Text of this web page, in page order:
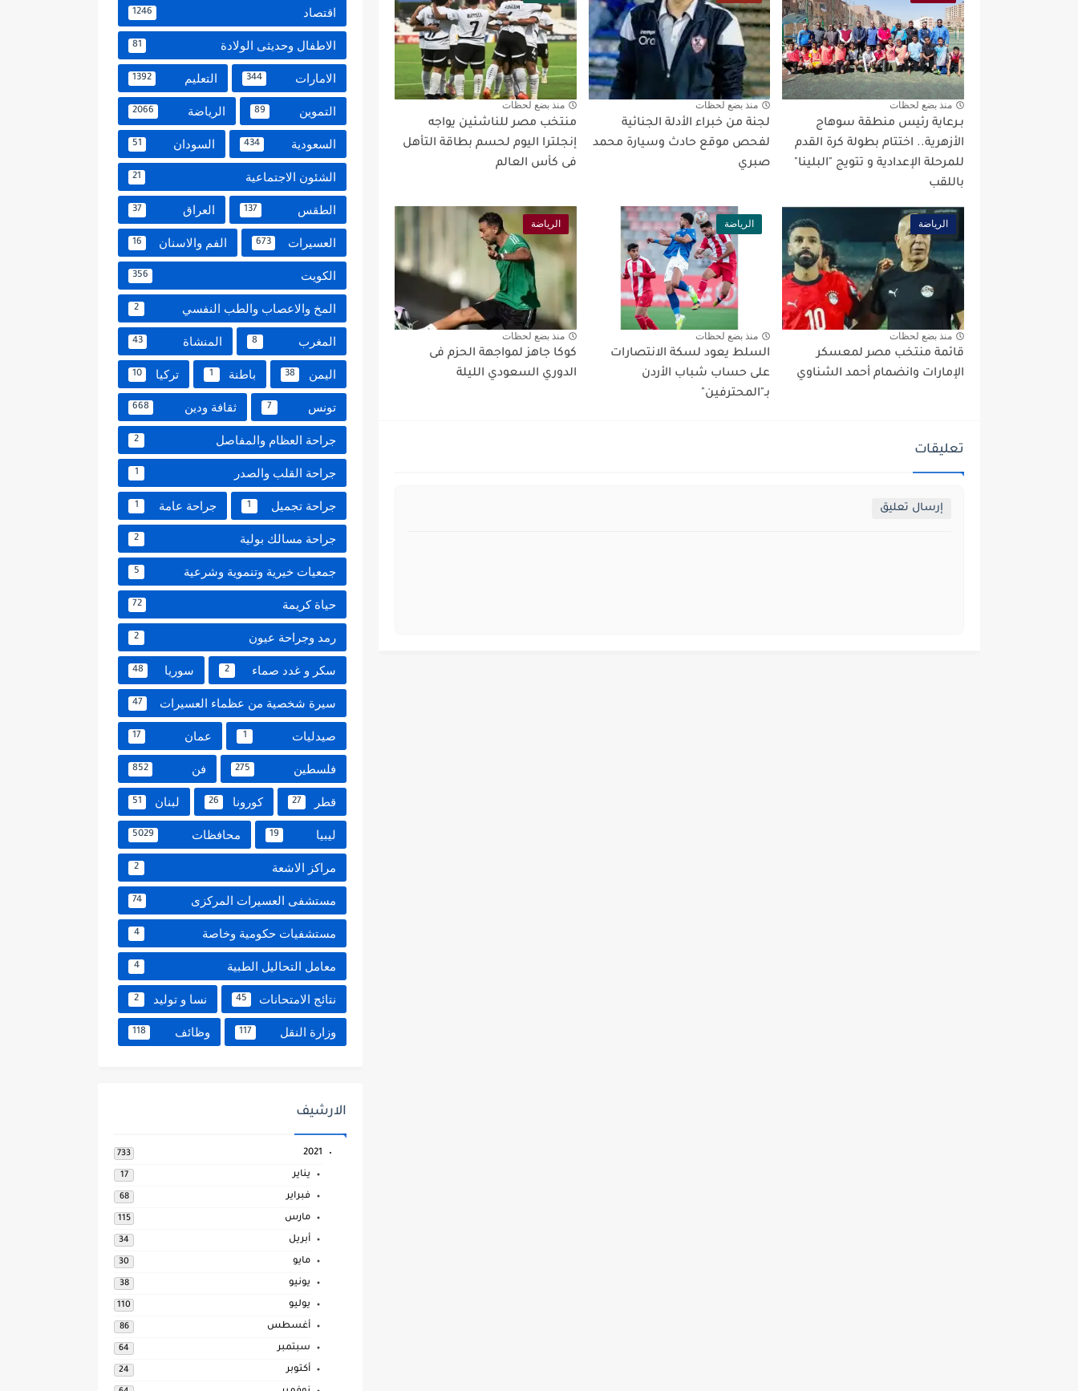
منذ بضع لحظات
بـرعاية رئيس منطقة سوهاج
الأزهرية.. اختتام بطولة كرة القدم
للمرحلة الإعدادية و تتويج "البلينا"
باللقب
منذ بضع لحظات
لجنة من خبراء الأدلة الجنائية
لفحص موقع حادث وسيارة محمد
صبري
منذ بضع لحظات
منتخب مصر للناشئين يواجه
إنجلترا اليوم لحسم بطاقة التأهل
فى كأس العالم
الرياضة
منذ بضع لحظات
قائمة منتخب مصر لمعسكر
الإمارات وانضمام أحمد الشناوي
الرياضة
منذ بضع لحظات
السلط يعود لسكة الانتصارات
على حساب شباب الأردن
بـ"المحترفين"
الرياضة
منذ بضع لحظات
كوكا جاهز لمواجهة الحزم فى
الدوري السعودي الليلة
تعليقات
إرسال تعليق
اقتصاد 1246
الاطفال وحديثى الولادة 81
الامارات 344 التعليم 1392
التموين 89 الرياضة 2066
السعودية 434 السودان 51
الشئون الاجتماعية 21
الطقس 137 العراق 37
العسيرات 673 الفم والاسنان 16
الكويت 356
المخ والاعصاب والطب النفسي 2
المغرب 8 المنشاة 43
اليمن 38 باطنة 1 تركيا 10
تونس 7 ثقافة ودين 668
جراحة العظام والمفاصل 2
جراحة القلب والصدر 1
جراحة تجميل 1 جراحة عامة 1
جراحة مسالك بولية 2
جمعيات خيرية وتنموية وشرعية 5
حياة كريمة 72
رمد وجراحة عيون 2
سكر و غدد صماء 2 سوريا 48
سيرة شخصية من عظماء العسيرات 47
صيدليات 1 عمان 17
فلسطين 275 فن 852
قطر 27 كورونا 26 لبنان 51
ليبيا 19 محافظات 5029
مراكز الاشعة 2
مستشفى العسيرات المركزى 74
مستشفيات حكومية وخاصة 4
معامل التحاليل الطبية 4
نتائج الامتحانات 45 نسا و توليد 2
وزارة النقل 117 وظائف 118
الارشيف
2021
733
يناير 17
فبراير 68
مارس 115
أبريل 34
مايو 30
يونيو 38
يوليو 110
أغسطس 86
سبتمبر 64
أكتوبر 24